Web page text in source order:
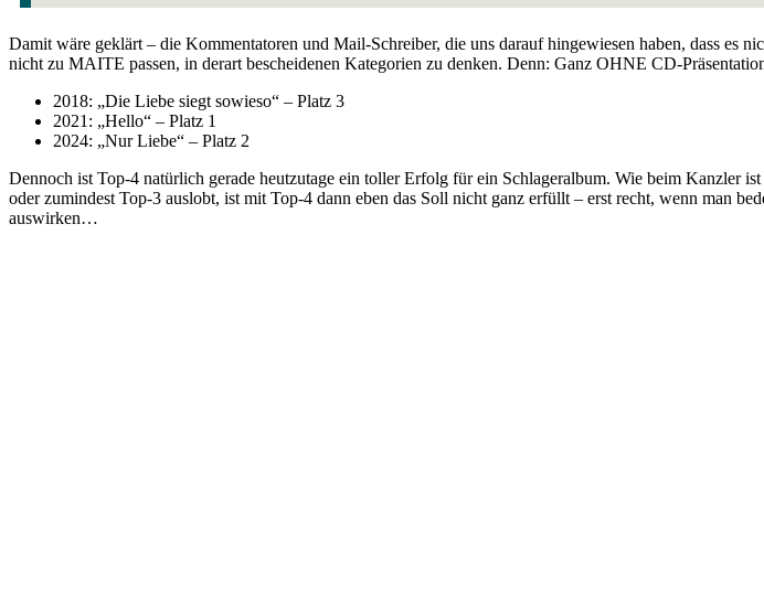
Damit wäre geklärt – die Kommentatoren und Mail-Schreiber, die uns darauf hingewiesen haben, dass es
nicht zu MAITE passen, in derart bescheidenen Kategorien zu denken. Denn: Ganz OHNE CD-
2018: „Die Liebe siegt sowieso“ – Platz 3
2021: „Hello“ – Platz 1
2024: „Nur Liebe“ – Platz 2
Dennoch ist Top-4 natürlich gerade heutzutage ein toller Erfolg für ein Schlageralbum. Wie beim Kanzler
oder zumindest Top-3 auslobt, ist mit Top-4 dann eben das Soll nicht ganz erfüllt – erst recht, wenn man
auswirken…